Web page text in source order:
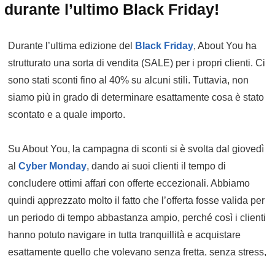
durante l’ultimo Black Friday!
Durante l’ultima edizione del Black Friday, About You ha
strutturato una sorta di vendita (SALE) per i propri clienti. Ci
sono stati sconti fino al 40% su alcuni stili. Tuttavia, non
siamo più in grado di determinare esattamente cosa è stato
scontato e a quale importo.
Su About You, la campagna di sconti si è svolta dal giovedì
al Cyber Monday, dando ai suoi clienti il tempo di
concludere ottimi affari con offerte eccezionali. Abbiamo
quindi apprezzato molto il fatto che l’offerta fosse valida per
un periodo di tempo abbastanza ampio, perché così i clienti
hanno potuto navigare in tutta tranquillità e acquistare
esattamente quello che volevano senza fretta, senza stress,